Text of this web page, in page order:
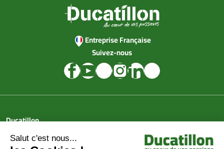
Entreprise Française
Suivez-nous
Ducatillon
Achat en ligne